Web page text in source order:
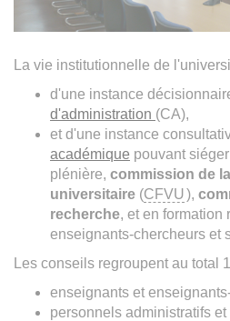
La vie institutionnelle de
d'une instance
d'administration (CA),
et d'une instance
académique pouvant
plénière, commission de
universitaire (CFVU),
recherche, et en formation
enseignants-chercheurs et
Les conseils regroupent au total
enseignants et
personnels administratifs